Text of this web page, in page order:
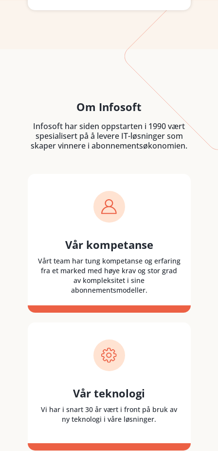
Om Infosoft
Infosoft har siden oppstarten i 1990 vært
spesialisert på å levere IT-løsninger som
skaper vinnere i abonnementsøkonomien.
Vår kompetanse
Vårt team har tung kompetanse og erfaring
fra et marked med høye krav og stor grad
av kompleksitet i sine
abonnementsmodeller.
Vår teknologi
Vi har i snart 30 år vært i front på bruk av
ny teknologi i våre løsninger.